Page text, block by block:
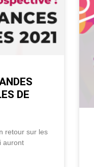
DE
retour sur les
auront